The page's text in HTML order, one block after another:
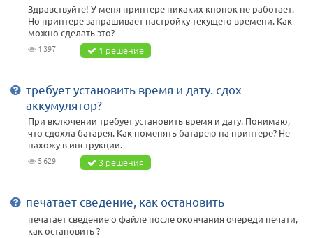
Здравствуйте! У меня принтере никаких кнопок не работает.
Но принтере запрашивает настройку текущего времени. Как
можно сделать это?
1 397 1 решение
требует установить время и дату. сдох
аккумулятор?
При включении требует установить время и дату. Понимаю,
что сдохла батарея. Как поменять батарею на принтере? Не
нахожу в инструкции.
5 629 3 решения
печатает сведение, как остановить
печатает сведение о файле после окончания очереди печати,
как остановить ?